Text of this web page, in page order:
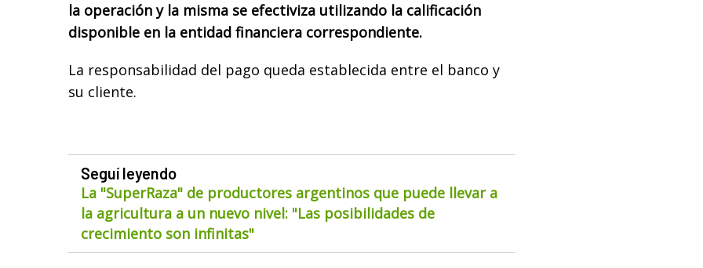
la operación y la misma se efectiviza utilizando la calificación
disponible en la entidad financiera correspondiente.
La responsabilidad del pago queda establecida entre el banco y
su cliente.
Seguí leyendo
La "SuperRaza" de productores argentinos que puede llevar a
la agricultura a un nuevo nivel: "Las posibilidades de
crecimiento son infinitas"